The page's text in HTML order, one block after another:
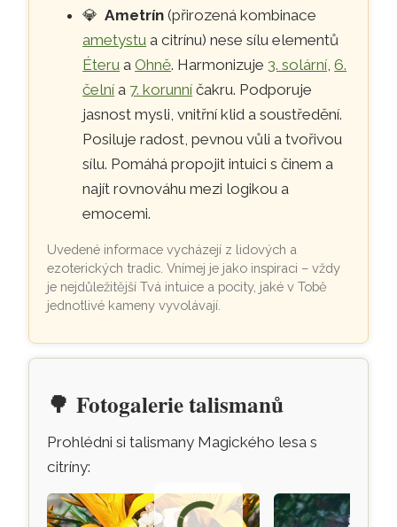
💎Ametrín (přirozená kombinace
ametystu a citrínu) nese sílu elementů
Éteru aOhně. Harmonizuje 3. solární,6.
čelní a 7. korunní čakru. Podporuje
jasnost mysli, vnitřní klid a soustředění.
Posiluje radost, pevnou vůli a tvořivou
sílu. Pomáhá propojit intuici s činem a
najít rovnováhu mezi logikou a
emocemi.
Uvedené informace vycházejí z lidových a
ezoterických tradic. Vnímej je jako inspiraci – vždy
je nejdůležitější Tvá intuice a pocity, jaké v Tobě
jednotlivé kameny vyvolávají.
🌳Fotogalerie talismanů
Prohlédni si talismany Magického lesa s
citríny: